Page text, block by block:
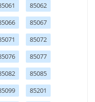
85062
85067
85072
85077
85085
85201